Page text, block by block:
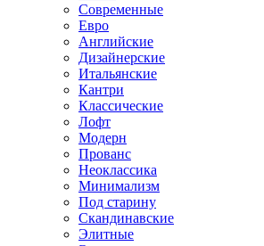
Современные
Евро
Английские
Дизайнерские
Итальянские
Кантри
Классические
Лофт
Модерн
Прованс
Неоклассика
Минимализм
Под старину
Скандинавские
Элитные